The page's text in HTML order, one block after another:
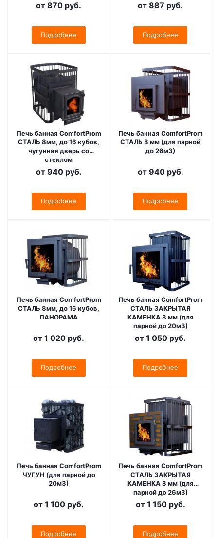
от 870 руб.
Подробнее
от 887 руб.
Подробнее
Печь банная ComfortProm
СТАЛЬ 8мм, до 16 кубов,
чугунная дверь со
стеклом
от 940 руб.
Подробнее
Печь банная ComfortProm
СТАЛЬ 8 мм (для парной
до 26м3)
от 940 руб.
Подробнее
Печь банная ComfortProm
СТАЛЬ 8мм, до 16 кубов,
ПАНОРАМА
от 1 020 руб.
Подробнее
Печь банная ComfortProm
СТАЛЬ ЗАКРЫТАЯ
КАМЕНКА 8 мм (для
парной до 20м3)
от 1 050 руб.
Подробнее
Печь банная ComfortProm
ЧУГУН (для парной до
20м3)
от 1 100 руб.
Подробнее
Печь банная ComfortProm
СТАЛЬ ЗАКРЫТАЯ
КАМЕНКА 8 мм (для
парной до 26м3)
от 1 150 руб.
Подробнее